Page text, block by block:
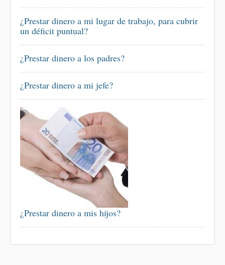
¿Prestar dinero a mi lugar de trabajo, para cubrir
un déficit puntual?
¿Prestar dinero a los padres?
¿Prestar dinero a mi jefe?
¿Prestar dinero a mis hijos?